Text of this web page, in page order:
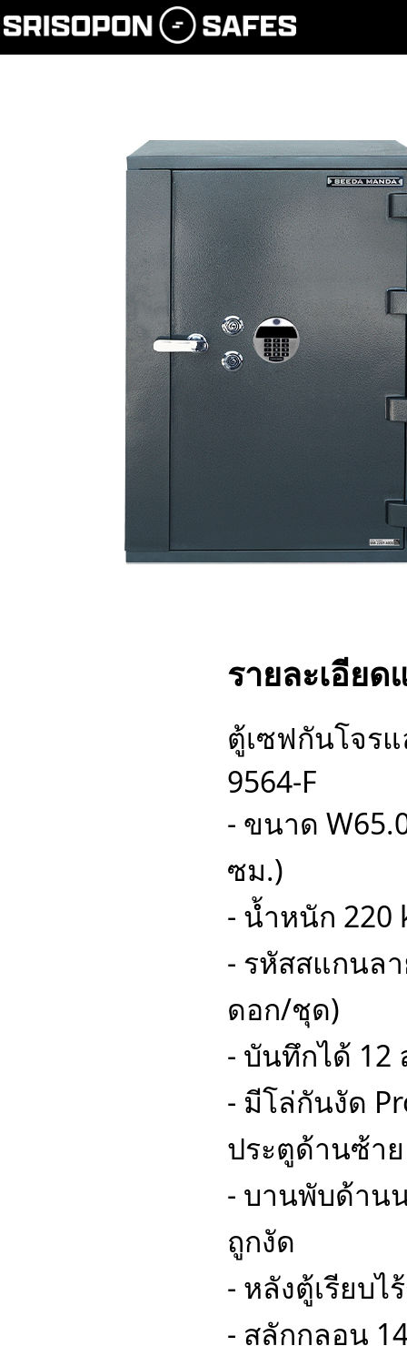
รายละเอีย
ตู้เซฟกันโจรแ
9564-F
- ขนาด
ซม.)
- น้ำหนัก 220
- รหัสสแกนล
ดอก/ชุด)
- บันทึกได้ 12
- มีโล่กันงัด
ประตูด้านซ้าย
- บานพับด้าน
ถูกงัด
- หลังตู้เรียบ
- สลักกลอน